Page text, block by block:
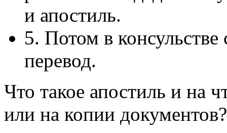
и апостиль.
5. Потом в консульстве
перевод.
Что такое апостиль и на
или на копии документов?